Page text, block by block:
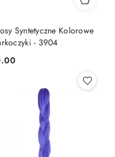
Syntetyczne Kolorowe
- 3904